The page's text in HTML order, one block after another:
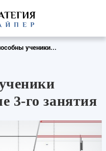
ученики...
3-го занятия